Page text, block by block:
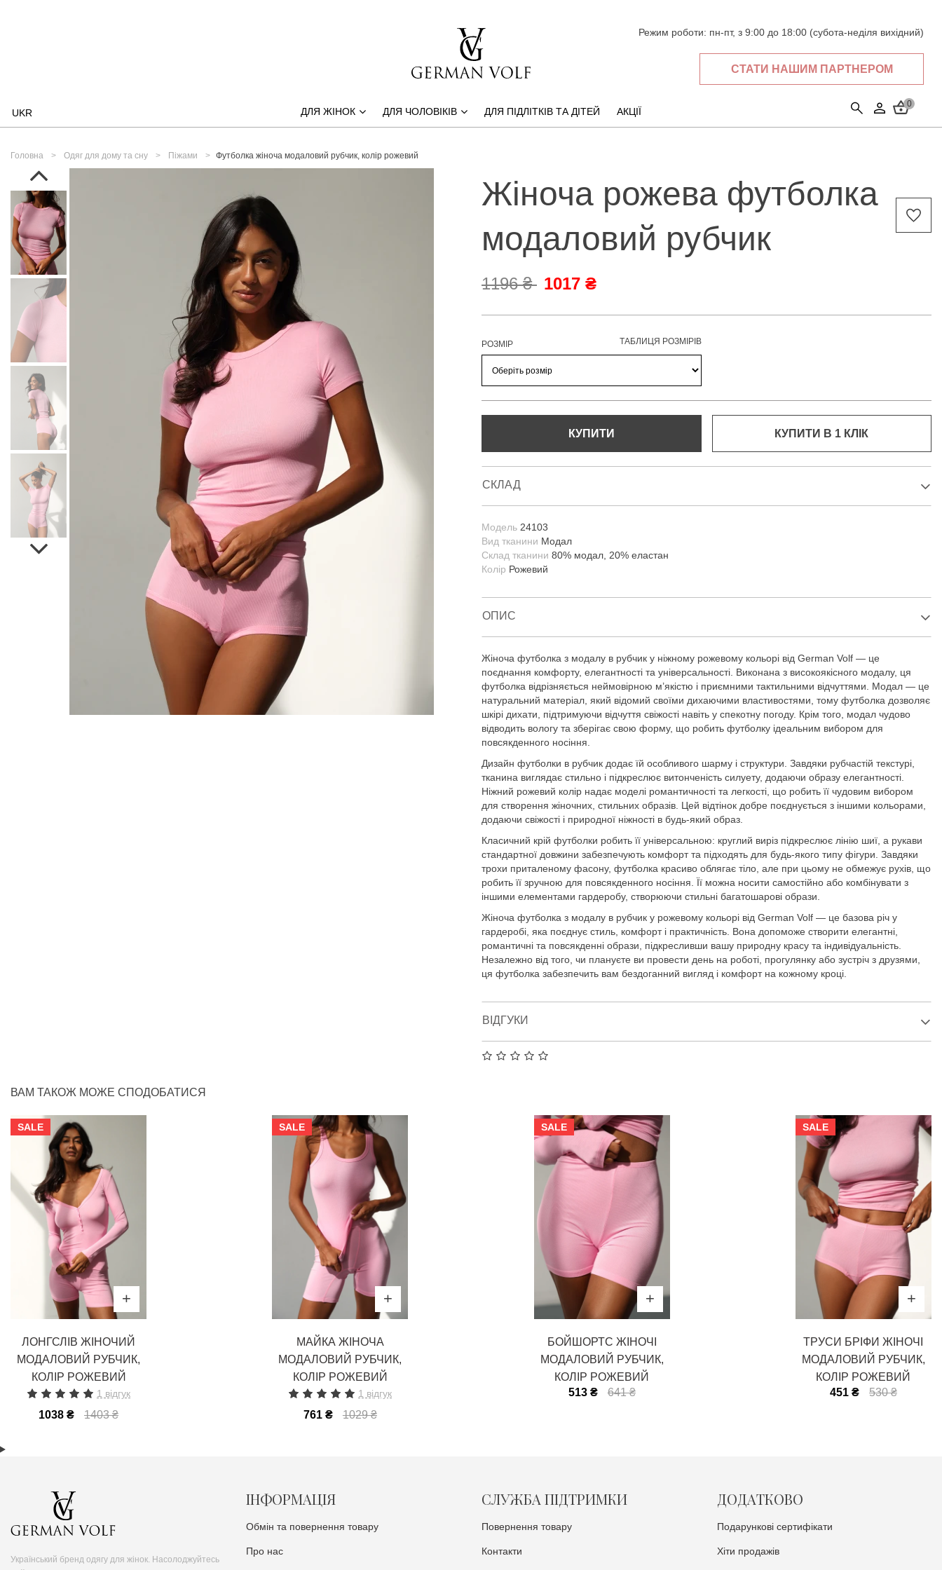
UKR
Режим роботи: пн-пт, з 9:00 до 18:00 (субота-неділя вихідний)
СТАТИ НАШИМ ПАРТНЕРОМ
0
ДЛЯ ЖІНОК ДЛЯ ЧОЛОВІКІВ ДЛЯ ПІДЛІТКІВ ТА ДІТЕЙ АКЦІЇ
Головна Одяг для дому та сну Піжами Футболка жіноча модаловий рубчик, колір рожевий
Жіноча рожева футболка
модаловий рубчик
1196 ₴ 1017 ₴
РОЗМІР ТАБЛИЦЯ РОЗМІРІВ
КУПИТИ КУПИТИ В 1 КЛIК
СКЛАД
Модель 24103
Вид тканини Модал
Склад тканини 80% модал, 20% еластан
Колір Рожевий
ОПИС
Жіноча футболка з модалу в рубчик у ніжному рожевому кольорі від German Volf — це
поєднання комфорту, елегантності та універсальності. Виконана з високоякісного модалу, ця
футболка відрізняється неймовірною м’якістю і приємними тактильними відчуттями. Модал — це
натуральний матеріал, який відомий своїми дихаючими властивостями, тому футболка дозволяє
шкірі дихати, підтримуючи відчуття свіжості навіть у спекотну погоду. Крім того, модал чудово
відводить вологу та зберігає свою форму, що робить футболку ідеальним вибором для
повсякденного носіння.
Дизайн футболки в рубчик додає їй особливого шарму і структури. Завдяки рубчастій текстурі,
тканина виглядає стильно і підкреслює витонченість силуету, додаючи образу елегантності.
Ніжний рожевий колір надає моделі романтичності та легкості, що робить її чудовим вибором
для створення жіночних, стильних образів. Цей відтінок добре поєднується з іншими кольорами,
додаючи свіжості і природної ніжності в будь-який образ.
Класичний крій футболки робить її універсальною: круглий виріз підкреслює лінію шиї, а рукави
стандартної довжини забезпечують комфорт та підходять для будь-якого типу фігури. Завдяки
трохи приталеному фасону, футболка красиво облягає тіло, але при цьому не обмежує рухів, що
робить її зручною для повсякденного носіння. Її можна носити самостійно або комбінувати з
іншими елементами гардеробу, створюючи стильні багатошарові образи.
Жіноча футболка з модалу в рубчик у рожевому кольорі від German Volf — це базова річ у
гардеробі, яка поєднує стиль, комфорт і практичність. Вона допоможе створити елегантні,
романтичні та повсякденні образи, підкресливши вашу природну красу та індивідуальність.
Незалежно від того, чи плануєте ви провести день на роботі, прогулянку або зустріч з друзями,
ця футболка забезпечить вам бездоганний вигляд і комфорт на кожному кроці.
ВІДГУКИ
ВАМ ТАКОЖ МОЖЕ СПОДОБАТИСЯ
SALE
ЛОНГСЛІВ ЖІНОЧИЙ
МОДАЛОВИЙ РУБЧИК,
КОЛІР РОЖЕВИЙ
1 відгук
1038 ₴ 1403 ₴
SALE
МАЙКА ЖІНОЧА
МОДАЛОВИЙ РУБЧИК,
КОЛІР РОЖЕВИЙ
1 відгук
761 ₴ 1029 ₴
SALE
БОЙШОРТС ЖІНОЧІ
МОДАЛОВИЙ РУБЧИК,
КОЛІР РОЖЕВИЙ
513 ₴
641 ₴
SALE
ТРУСИ БРІФИ ЖІНОЧІ
МОДАЛОВИЙ РУБЧИК,
КОЛІР РОЖЕВИЙ
451 ₴
530 ₴
Український бренд одягу для жінок. Насолоджуйтесь
ІНФОРМАЦІЯ
Обмін та повернення товару
Про нас
СЛУЖБА ПІДТРИМКИ
Повернення товару
Контакти
ДОДАТКОВО
Подарункові сертифікати
Хіти продажів